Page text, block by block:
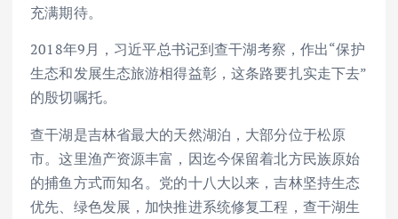
充满期待。
2018年9月，习近平总书记到查干湖考察，作出“保护
生态和发展生态旅游相得益彰，这条路要扎实走下去”
的殷切嘱托。
查干湖是吉林省最大的天然湖泊，大部分位于松原
市。这里渔产资源丰富，因迄今保留着北方民族原始
的捕鱼方式而知名。党的十八大以来，吉林坚持生态
优先、绿色发展，加快推进系统修复工程，查干湖生